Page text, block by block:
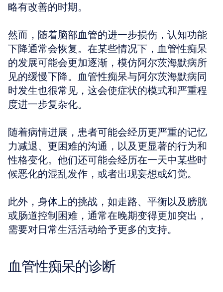
略有改善的时期。
然而，随着脑部血管的进一步损伤，认知功能
下降通常会恢复。在某些情况下，血管性痴呆
的发展可能会更加逐渐，模仿阿尔茨海默病所
见的缓慢下降。血管性痴呆与阿尔茨海默病同
时发生也很常见，这会使症状的模式和严重程
度进一步复杂化。
随着病情进展，患者可能会经历更严重的记忆
力减退、更困难的沟通，以及更显著的行为和
性格变化。他们还可能会经历在一天中某些时
候恶化的混乱发作，或者出现妄想或幻觉。
此外，身体上的挑战，如走路、平衡以及膀胱
或肠道控制困难，通常在晚期变得更加突出，
需要对日常生活活动给予更多的支持。
血管性痴呆的诊断